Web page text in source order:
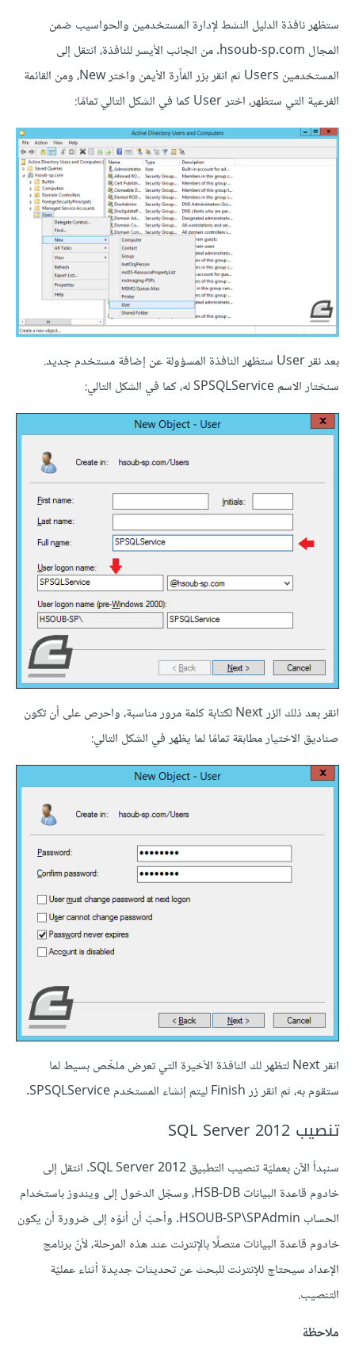
ستظهر نافذة الدليل النشط لإدارة المستخدمين والحواسيب ضمن
المجال hsoub-sp.com. من الجانب الأيسر للنافذة، انتقل إلى
المستخدمين Users ثم انقر بزر الفأرة الأيمن واختر New، ومن القائمة
الفرعية التي ستظهر، اختر User كما في الشكل التالي تمامًا:
بعد نقر User ستظهر النافذة المسؤولة عن إضافة مستخدم جديد.
سنختار الاسم SPSQLService له، كما في الشكل التالي:
انقر بعد ذلك الزر Next لكتابة كلمة مرور مناسبة، واحرص على أن تكون
صناديق الاختيار مطابقة تمامًا لما يظهر في الشكل التالي:
انقر Next لتظهر لك النافذة الأخيرة التي تعرض ملخّص بسيط لما
ستقوم به، ثم انقر زر Finish ليتم إنشاء المستخدم SPSQLService.
تنصيب SQL Server 2012
سنبدأ الآن بعمليّة تنصيب التطبيق SQL Server 2012. انتقل إلى
خادوم قاعدة البيانات HSB-DB، وسجّل الدخول إلى ويندوز باستخدام
الحساب HSOUB-SP\SPAdmin. وأحبّ أن أنوّه إلى ضرورة أن يكون
خادوم قاعدة البيانات متصلًا بالإنترنت عند هذه المرحلة، لأنّ برنامج
الإعداد سيحتاج للإنترنت للبحث عن تحديثات جديدة أثناء عمليّة
التنصيب.
ملاحظة